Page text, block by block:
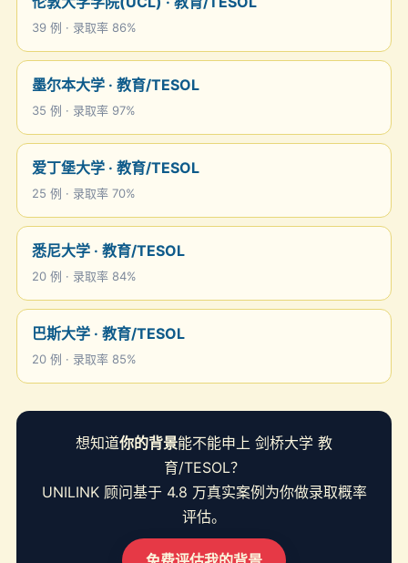
39 例 · 录取率 86%
墨尔本大学 · 教育/TESOL
35 例 · 录取率 97%
爱丁堡大学 · 教育/TESOL
25 例 · 录取率 70%
悉尼大学 · 教育/TESOL
20 例 · 录取率 84%
巴斯大学 · 教育/TESOL
20 例 · 录取率 85%
想知道你的背景能不能申上 剑桥大学 教
育/TESOL？
UNILINK 顾问基于 4.8 万真实案例为你做录取概率
评估。